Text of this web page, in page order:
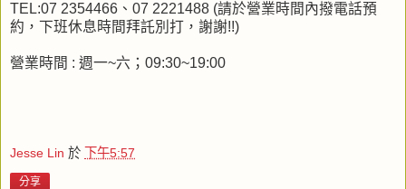
TEL:07 2354466、07 2221488 (請於營業時間內撥電話預
約，下班休息時間拜託別打，謝謝!!)
營業時間 : 週一~六；09:30~19:00
Jesse Lin 於 下午5:57
分享